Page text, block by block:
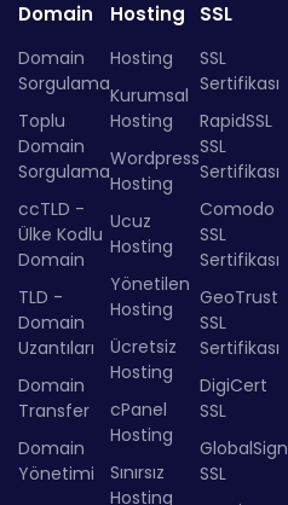
Domain
Domain
Sorgulama
Toplu
Domain
Sorgulama
ccTLD -
Ülke Kodlu
Domain
TLD -
Domain
Uzantıları
Domain
Transfer
Domain
Yönetimi
Hosting
Hosting
Kurumsal
Hosting
Wordpress
Hosting
Ucuz
Hosting
Yönetilen
Hosting
Ücretsiz
Hosting
cPanel
Hosting
Sınırsız
Hosting
SSL
SSL
Sertifikası
RapidSSL
SSL
Sertifikası
Comodo
SSL
Sertifikası
GeoTrust
SSL
Sertifikası
DigiCert
SSL
GlobalSign
SSL